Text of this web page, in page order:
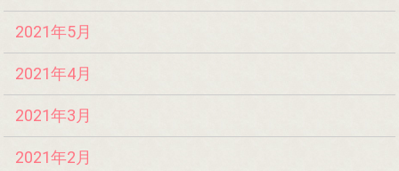
2021年5月
2021年4月
2021年3月
2021年2月